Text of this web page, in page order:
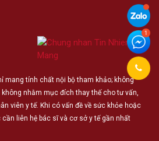
mang tính chất nội bộ tham khảo; không
nhằm mục đích thay thế cho tư vấn,
viên y tế. Khi có vấn đề về sức khỏe hoặc
liên hệ bác sĩ và cơ sở y tế gần nhất